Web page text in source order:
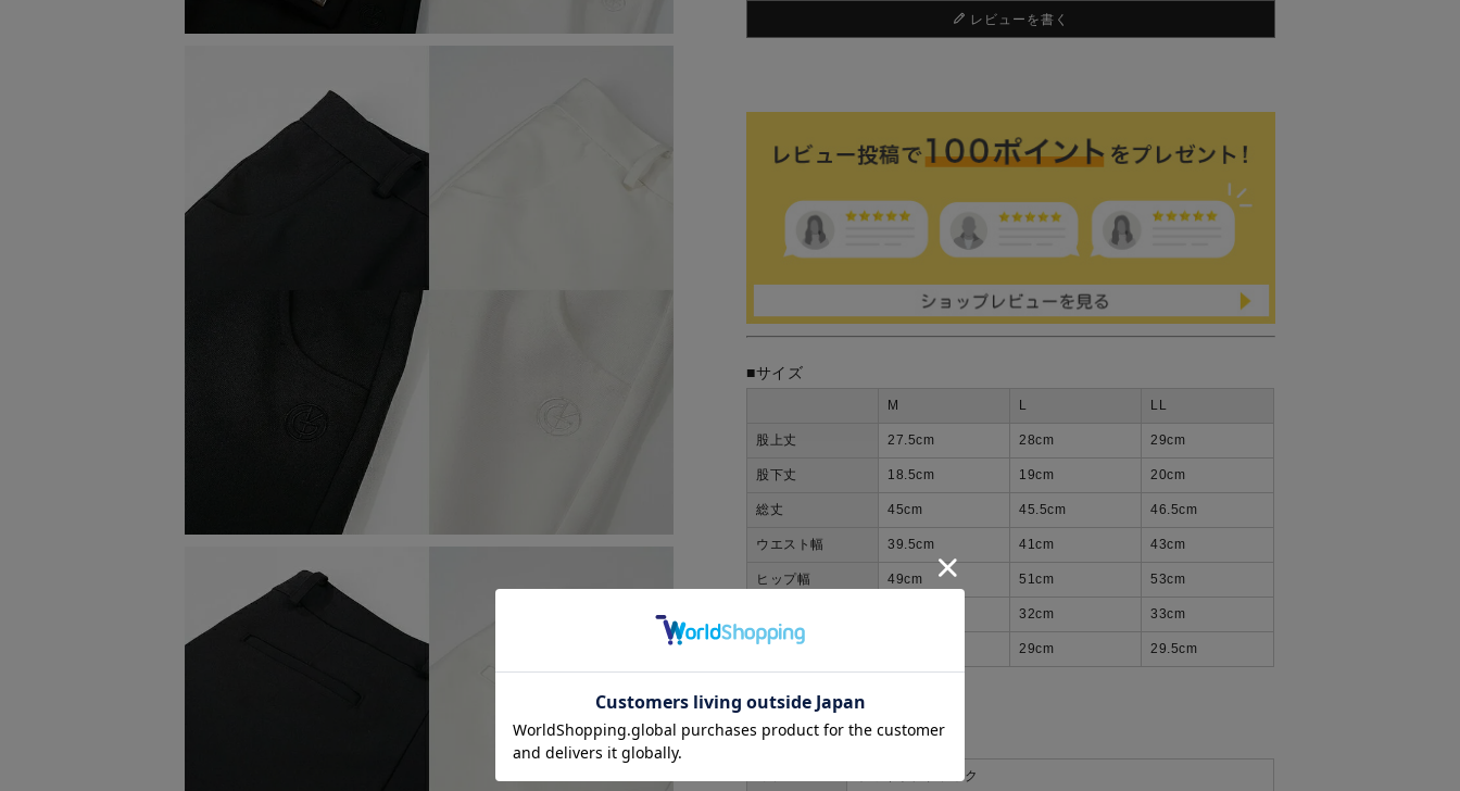
レビューを書く
■サイズ
M L LL
股上丈 27.5cm 28cm 29cm
股下丈 18.5cm 19cm 20cm
総丈 45cm 45.5cm 46.5cm
ウエスト幅 39.5cm 41cm 43cm
ヒップ幅 49cm 51cm 53cm
32cm 33cm
裾幅 29cm 29.5cm
■商品説明
ホワイト、ブラック